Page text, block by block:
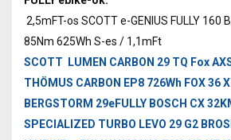
2,5mFT-os SCOTT e-GENIUS FULLY 160
85Nm 625Wh S-es / 1,1mFt
SCOTT LUMEN CARBON 29 TQ Fox
THÖMUS CARBON EP8 726Wh FOX 36
BERGSTORM 29eFULLY BOSCH CX
SPECIALIZED TURBO LEVO 29 G2